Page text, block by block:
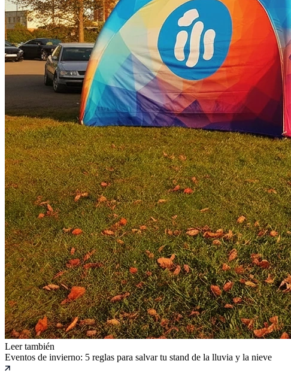
Leer también
Eventos de invierno: 5 reglas para salvar tu stand de la lluvia y la nieve